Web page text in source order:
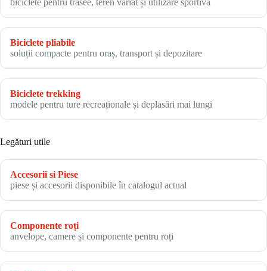
biciclete pentru trasee, teren variat și utilizare sportivă
Biciclete pliabile
soluții compacte pentru oraș, transport și depozitare
Biciclete trekking
modele pentru ture recreaționale și deplasări mai lungi
Legături utile
Accesorii si Piese
piese și accesorii disponibile în catalogul actual
Componente roți
anvelope, camere și componente pentru roți